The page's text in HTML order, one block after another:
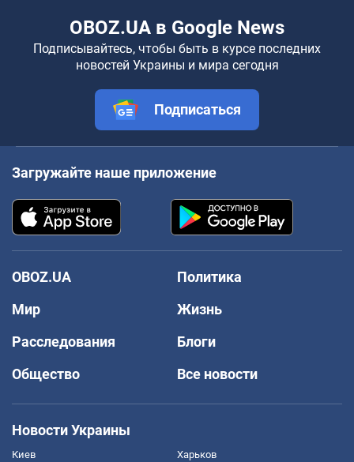
OBOZ.UA в Google News
Подписывайтесь, чтобы быть в курсе последних
новостей Украины и мира сегодня
Подписаться
Загружайте наше приложение
OBOZ.UA
Политика
Мир
Жизнь
Расследования
Блоги
Общество
Все новости
Новости Украины
Киев Харьков